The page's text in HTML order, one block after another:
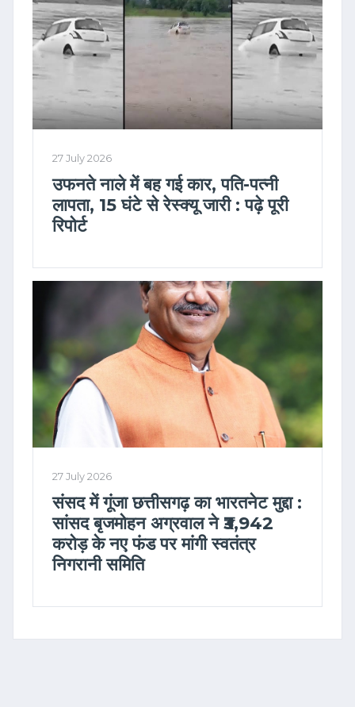
27 July 2026
उफनते नाले में बह गई कार, पति-पत्नी
लापता, 15 घंटे से रेस्क्यू जारी : पढ़े पूरी
रिपोर्ट
27 July 2026
संसद में गूंजा छत्तीसगढ़ का भारतनेट मुद्दा :
सांसद बृजमोहन अग्रवाल ने ₹3,942
करोड़ के नए फंड पर मांगी स्वतंत्र
निगरानी समिति